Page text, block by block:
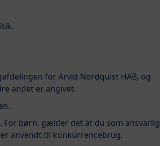
.
for Arvid Nordquist HAB, og
andet er angivet.
For børn, gælder det at du som ansvarlig
anvendt til konkurrencebrug.